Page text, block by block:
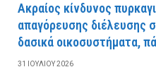
Ακραίος κίνδυνος
απαγόρευσης διέλευσης
δασικά οικοσυστήματα,
31 ΙΟΥΛΊΟΥ 2026